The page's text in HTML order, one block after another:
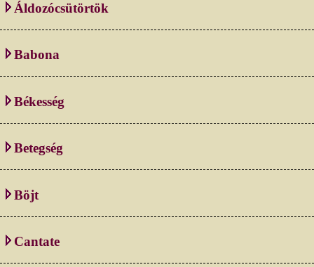
Pályázatok
Időrendben
Áldozócsütörtök
Babona
Békesség
Betegség
Böjt
Cantate